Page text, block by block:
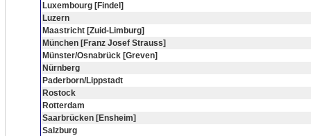
Luxembourg [Findel]
Luzern
Maastricht [Zuid-Limburg]
München [Franz Josef Strauss]
Münster/Osnabrück [Greven]
Nürnberg
Paderborn/Lippstadt
Rostock
Rotterdam
Saarbrücken [Ensheim]
Salzburg